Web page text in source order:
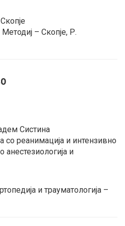
– Скопје, Р.
Систина
со реанимација и интензивно
анестезиологија и
и трауматологија –